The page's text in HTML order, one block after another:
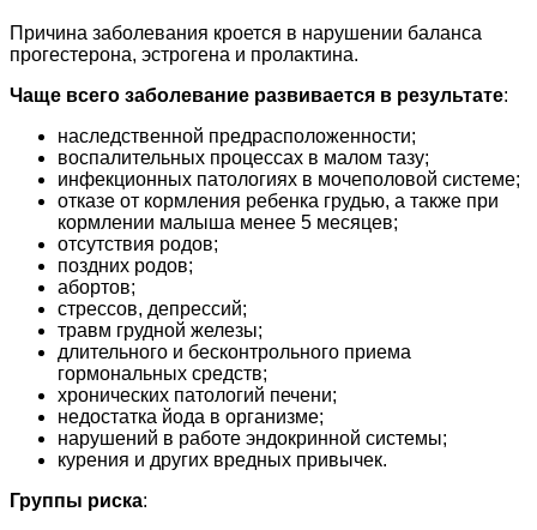
Причина заболевания кроется в нарушении баланса
прогестерона, эстрогена и пролактина.
Чаще всего заболевание развивается в результате:
наследственной предрасположенности;
воспалительных процессах в малом тазу;
инфекционных патологиях в мочеполовой системе;
отказе от кормления ребенка грудью, а также при
кормлении малыша менее 5 месяцев;
отсутствия родов;
поздних родов;
абортов;
стрессов, депрессий;
травм грудной железы;
длительного и бесконтрольного приема
гормональных средств;
хронических патологий печени;
недостатка йода в организме;
нарушений в работе эндокринной системы;
курения и других вредных привычек.
Группы риска: